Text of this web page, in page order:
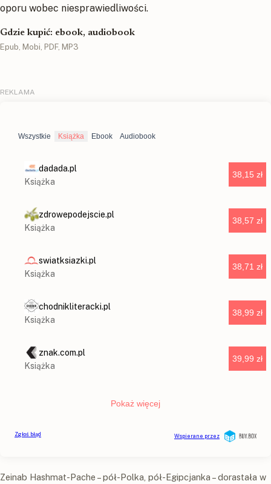
oporu wobec niesprawiedliwości.
Gdzie kupić: ebook, audiobook
Epub, Mobi, PDF, MP3
Zeinab Hashmat-Pache – pół-Polka, pół-Egipcjanka – dorastała w